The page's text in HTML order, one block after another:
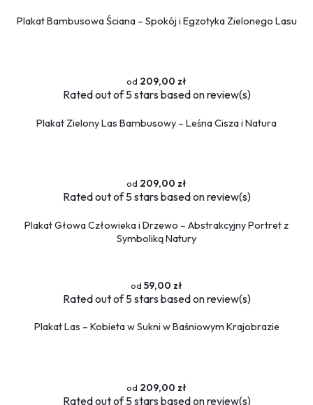
Plakat Bambusowa Ściana – Spokój i Egzotyka Zielonego Lasu
209,00 zł
Ratedout of 5 stars based onreview(s)
Plakat Zielony Las Bambusowy – Leśna Cisza i Natura
209,00 zł
Ratedout of 5 stars based onreview(s)
Plakat Głowa Człowieka i Drzewo – Abstrakcyjny Portret z
Symboliką Natury
59,00 zł
Ratedout of 5 stars based onreview(s)
Plakat Las – Kobieta w Sukni w Baśniowym Krajobrazie
209,00 zł
Ratedout of 5 stars based onreview(s)